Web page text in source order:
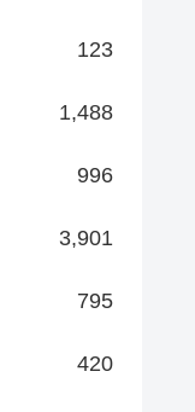
123
1,488
996
3,901
795
420